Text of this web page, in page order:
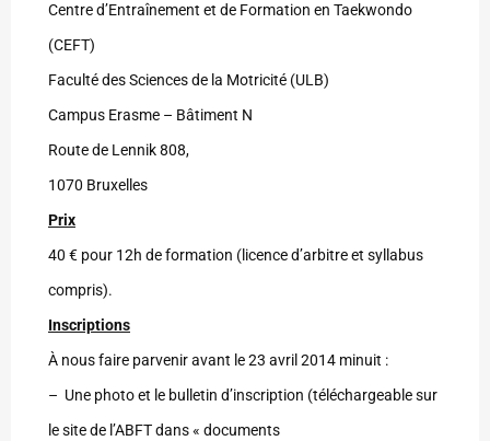
Centre d’Entraînement et de Formation en Taekwondo
(CEFT)
Faculté des Sciences de la Motricité (ULB)
Campus Erasme – Bâtiment N
Route de Lennik 808,
1070 Bruxelles
Prix
40 € pour 12h de formation (licence d’arbitre et syllabus
compris).
Inscriptions
À nous faire parvenir avant le 23 avril 2014 minuit :
– Une photo et le bulletin d’inscription (téléchargeable sur
le site de l’ABFT dans « documents